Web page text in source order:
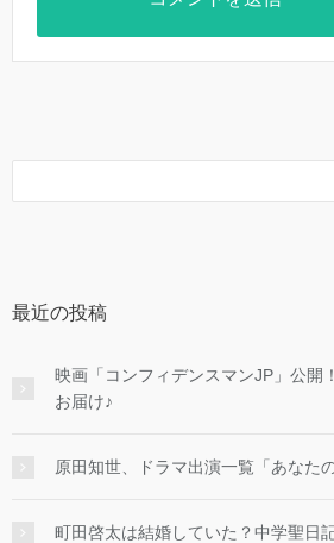
最近の投稿
映画「コンフィデンスマンJP」公開
お届け♪
原田知世、ドラマ出演一覧「あなた
町田啓太は結婚していた？中学聖日